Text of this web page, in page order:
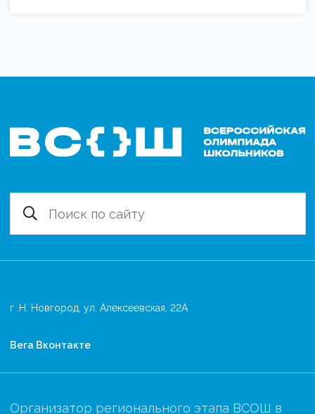
г .Н. Новгород, ул. Алексеевская, 22А
Вега Вконтакте
Организатор регионального этапа ВСОШ в